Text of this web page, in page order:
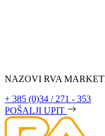
NAZOVI RVA
+ 385 (0)34 / 271 - 353
POŠALJI UPIT